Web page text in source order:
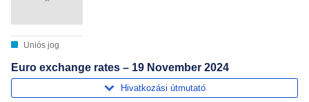
Uniós jog
Euro exchange rates – 19 November 2024
Hivatkozási útmutató